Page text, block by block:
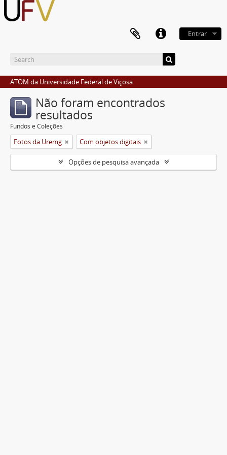
Entrar
ATOM da Universidade Federal de Viçosa
Não foram encontrados
resultados
Fundos e Coleções
Fotos da Uremg Com objetos digitais
Opções de pesquisa avançada